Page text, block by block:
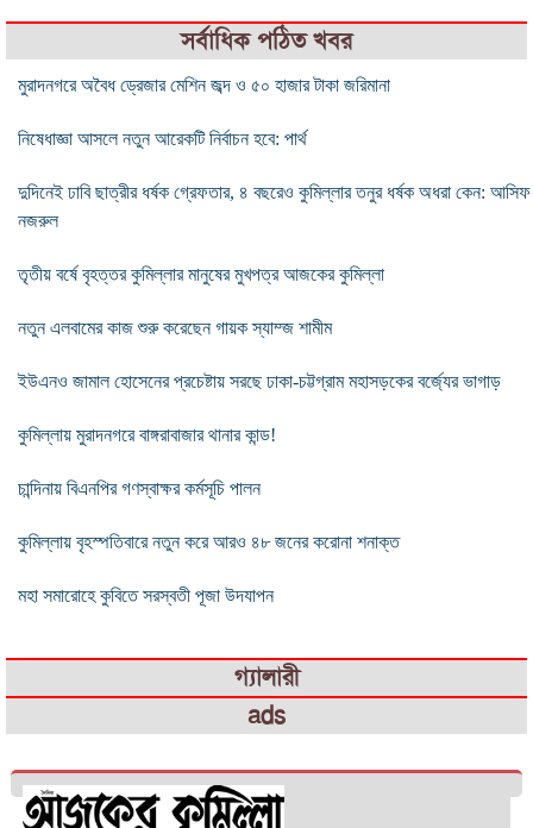
সর্বাধিক পঠিত খবর
মুরাদনগরে অবৈধ ড্রেজার মেশিন জব্দ ও ৫০ হাজার টাকা জরিমানা
নিষেধাজ্ঞা আসলে নতুন আরেকটি নির্বাচন হবে: পার্থ
দুদিনেই ঢাবি ছাত্রীর ধর্ষক গ্রেফতার, ৪ বছরেও কুমিল্লার তনুর ধর্ষক অধরা কেন: আসিফ
নজরুল
তৃতীয় বর্ষে বৃহত্তর কুমিল্লার মানুষের মুখপত্র আজকের কুমিল্লা
নতুন এলবামের কাজ শুরু করেছেন গায়ক স্যাম্জ শামীম
ইউএনও জামাল হোসেনের প্রচেষ্টায় সরছে ঢাকা-চট্টগ্রাম মহাসড়কের বর্জ্যের ভাগাড়
কুমিল্লায় মুরাদনগরে বাঙ্গরাবাজার থানার কান্ড!
চান্দিনায় বিএনপির গণস্বাক্ষর কর্মসূচি পালন
কুমিল্লায় বৃহস্পতিবারে নতুন করে আরও ৪৮ জনের করোনা শনাক্ত
মহা সমারোহে কুবিতে সরস্বতী পূজা উদযাপন
গ্যালারী
ads